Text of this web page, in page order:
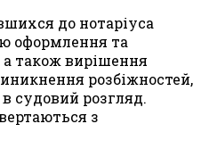
до нотаріуса
оформлення та
а також вирішення
розбіжностей,
судовий розгляд.
з